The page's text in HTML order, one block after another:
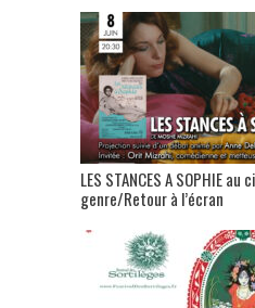
LES STANCES A SOPHIE au
genre/Retour à l’écran